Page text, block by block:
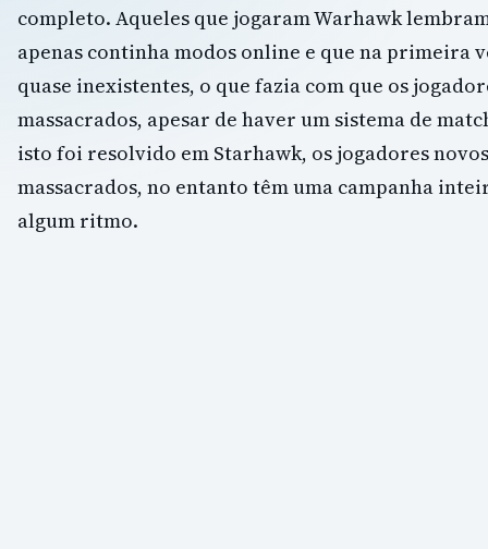
completo. Aqueles que jogaram Warhawk
apenas continha modos online e que na primeira
quase inexistentes, o que fazia com que os
massacrados, apesar de haver um sistema de
isto foi resolvido em Starhawk, os jogadores
massacrados, no entanto têm uma campanha
algum ritmo.